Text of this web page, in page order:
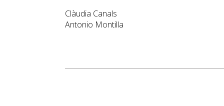
Clàudia Canals
Antonio Montilla